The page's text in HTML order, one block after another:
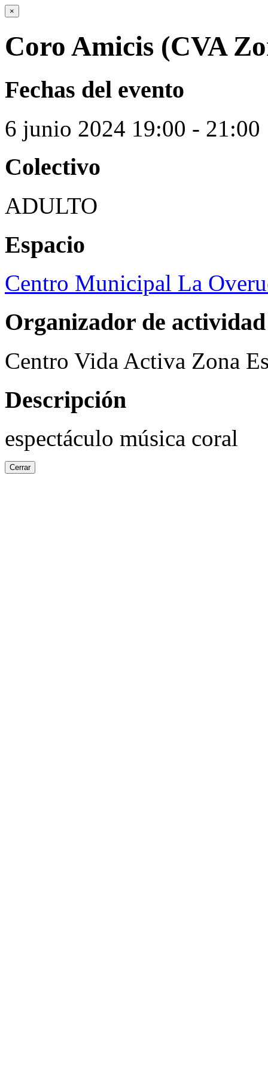
×
Coro Amicis (CVA
Fechas del evento
6 junio 2024 19:00 - 21:00
Colectivo
ADULTO
Espacio
Centro Municipal La
Organizador de actividad
Centro Vida Activa Zona
Descripción
espectáculo música coral
Cerrar